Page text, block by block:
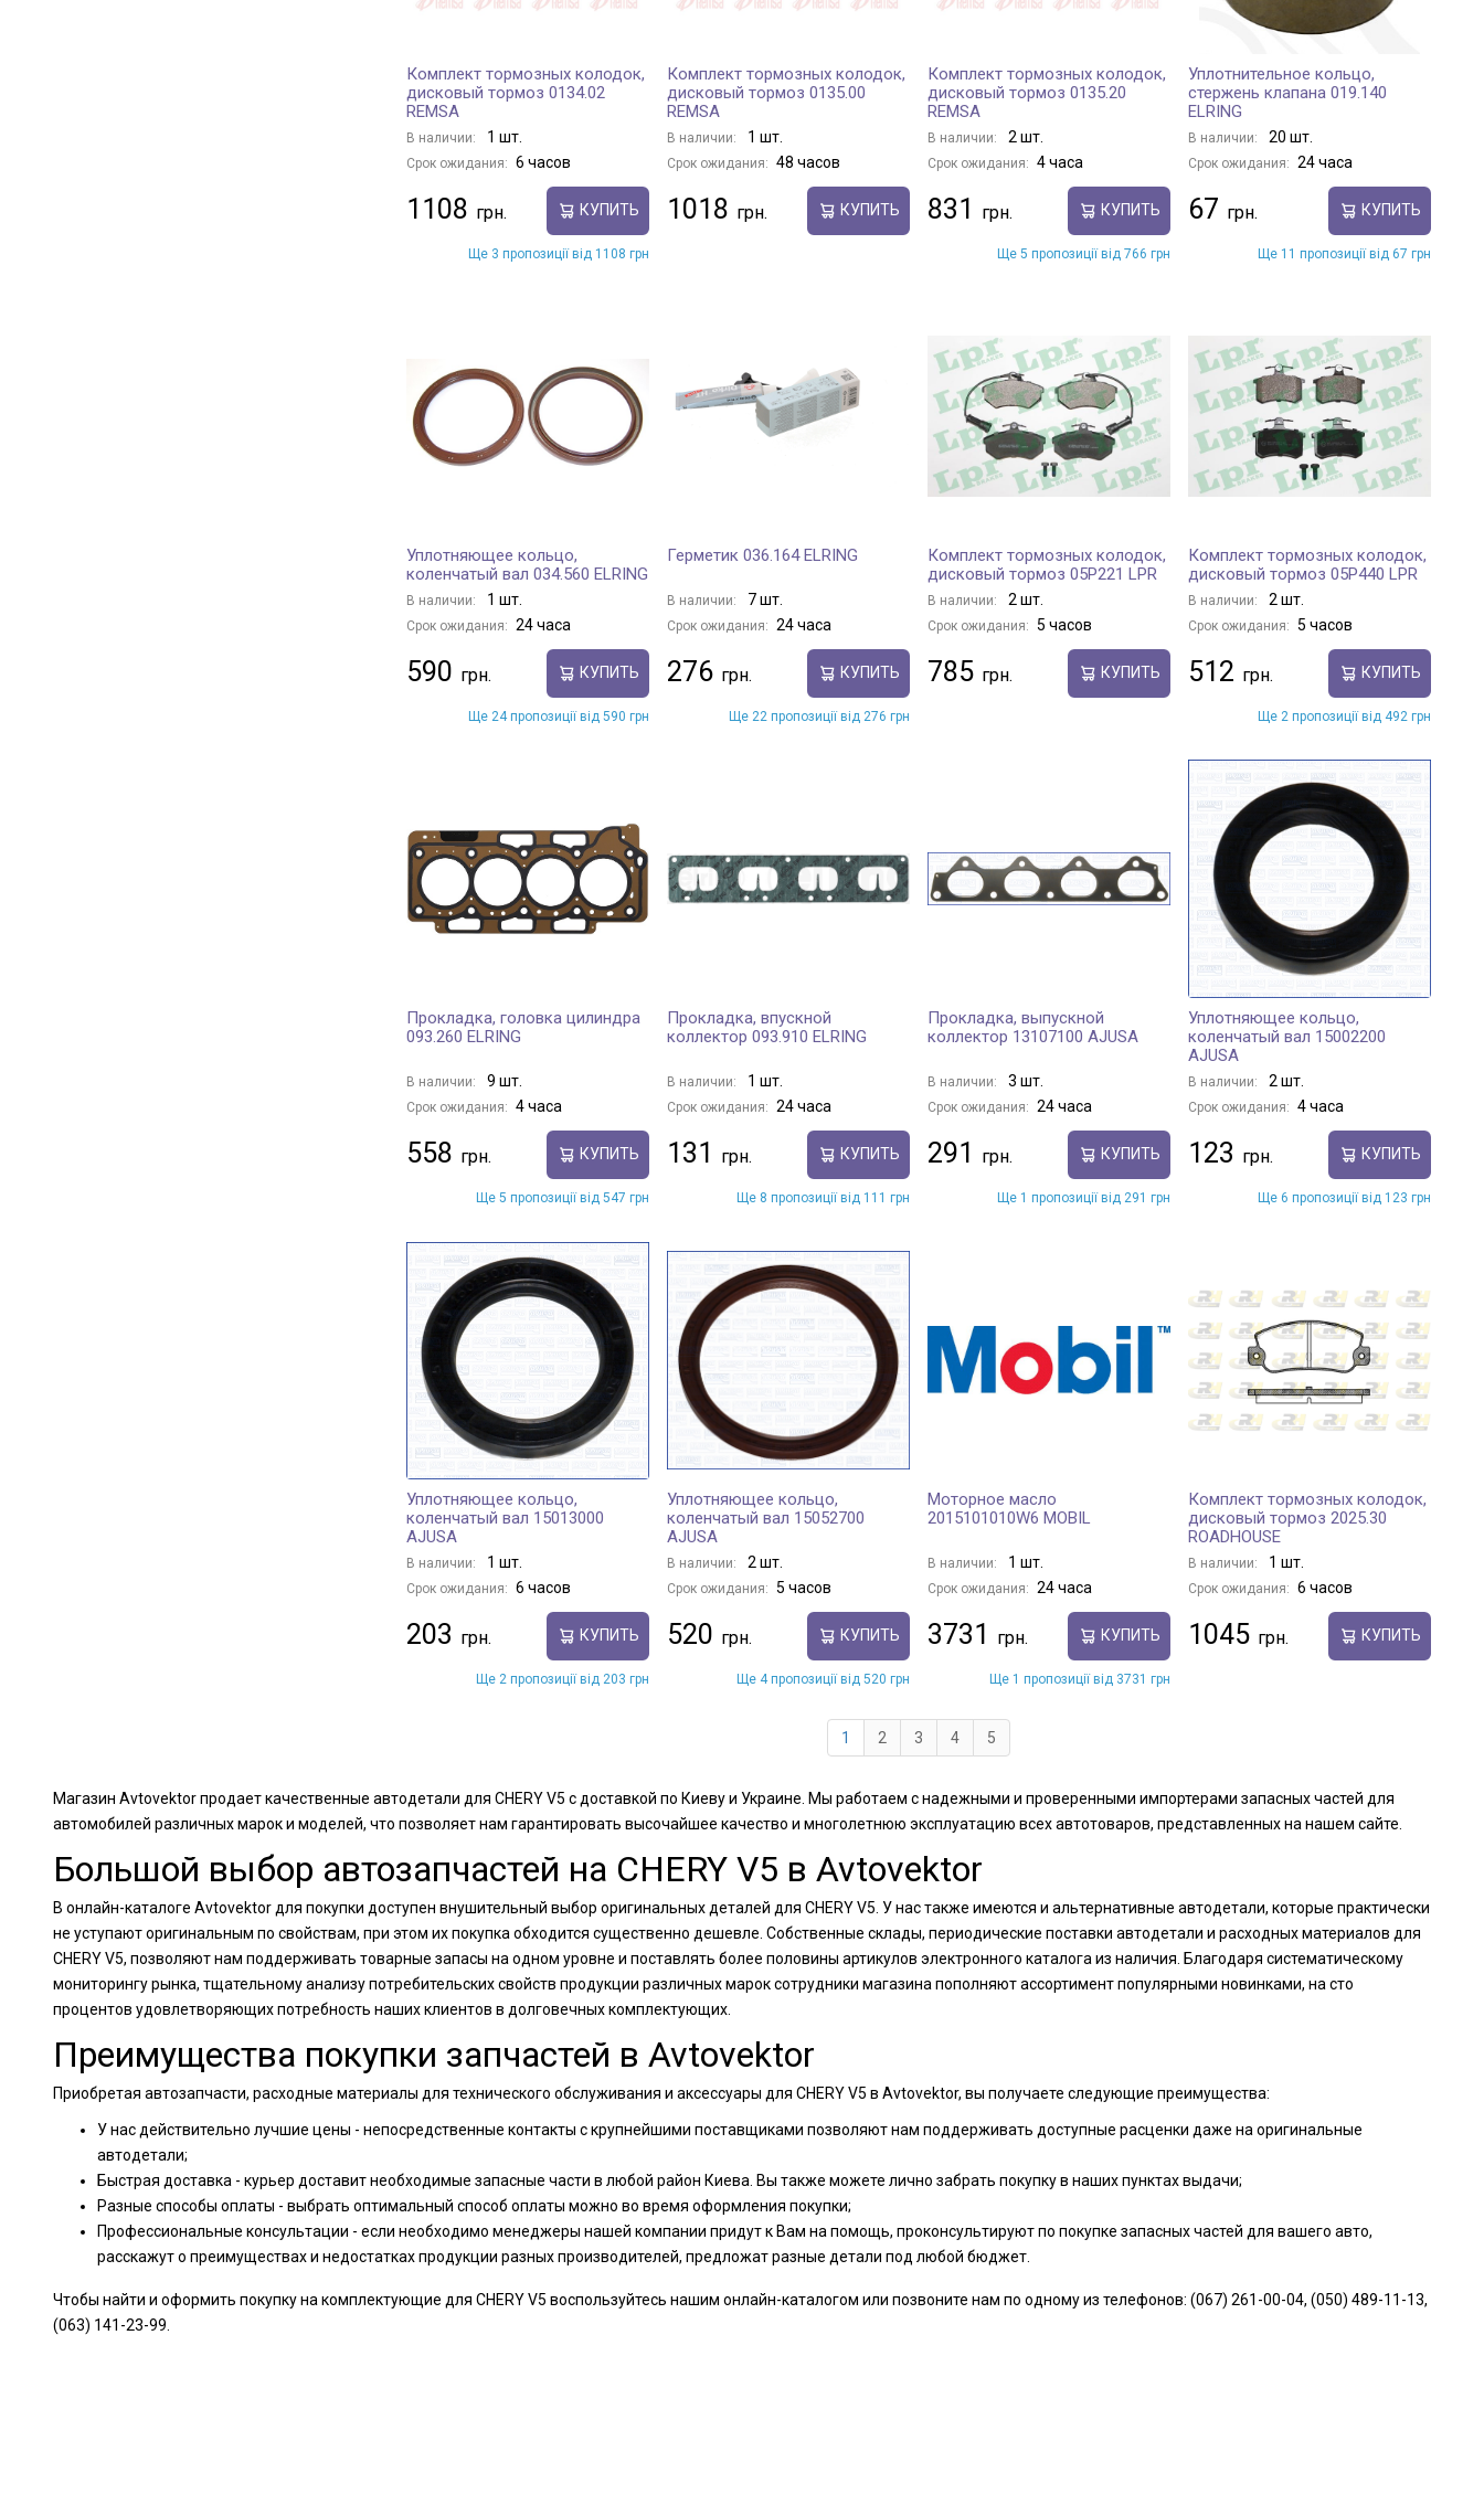
Комплект тормозных колодок,
дисковый тормоз 0134.02
REMSA
В наличии: 1 шт.
Срок ожидания: 6 часов
1108 КУПИТЬ
Ще 3 пропозиції від 1108 грн
Комплект тормозных колодок,
дисковый тормоз 0135.00
REMSA
В наличии: 1 шт.
Срок ожидания: 48 часов
1018 КУПИТЬ
Комплект тормозных колодок,
дисковый тормоз 0135.20
REMSA
В наличии: 2 шт.
Срок ожидания: 4 часа
831 КУПИТЬ
Ще 5 пропозиції від 766 грн
Уплотнительное кольцо,
стержень клапана 019.140
ELRING
В наличии: 20 шт.
Срок ожидания: 24 часа
67 КУПИТЬ
Ще 11 пропозиції від 67 грн
Уплотняющее кольцо,
коленчатый вал 034.560 ELRING
В наличии: 1 шт.
Срок ожидания: 24 часа
590 КУПИТЬ
Ще 24 пропозиції від 590 грн
Герметик 036.164 ELRING
В наличии: 7 шт.
Срок ожидания: 24 часа
276 КУПИТЬ
Ще 22 пропозиції від 276 грн
Комплект тормозных колодок,
дисковый тормоз 05P221 LPR
В наличии: 2 шт.
Срок ожидания: 5 часов
785 КУПИТЬ
Комплект тормозных колодок,
дисковый тормоз 05P440 LPR
В наличии: 2 шт.
Срок ожидания: 5 часов
512 КУПИТЬ
Ще 2 пропозиції від 492 грн
Прокладка, головка цилиндра
093.260 ELRING
В наличии: 9 шт.
Срок ожидания: 4 часа
558 КУПИТЬ
Ще 5 пропозиції від 547 грн
Прокладка, впускной
коллектор 093.910 ELRING
В наличии: 1 шт.
Срок ожидания: 24 часа
131 КУПИТЬ
Ще 8 пропозиції від 111 грн
Прокладка, выпускной
коллектор 13107100 AJUSA
В наличии: 3 шт.
Срок ожидания: 24 часа
291 КУПИТЬ
Ще 1 пропозиції від 291 грн
Уплотняющее кольцо,
коленчатый вал 15002200
AJUSA
В наличии: 2 шт.
Срок ожидания: 4 часа
123 КУПИТЬ
Ще 6 пропозиції від 123 грн
Уплотняющее кольцо,
коленчатый вал 15013000
AJUSA
В наличии: 1 шт.
Срок ожидания: 6 часов
203 КУПИТЬ
Ще 2 пропозиції від 203 грн
Уплотняющее кольцо,
коленчатый вал 15052700
AJUSA
В наличии: 2 шт.
Срок ожидания: 5 часов
520 КУПИТЬ
Ще 4 пропозиції від 520 грн
Моторное масло
2015101010W6 MOBIL
В наличии: 1 шт.
Срок ожидания: 24 часа
3731 КУПИТЬ
Ще 1 пропозиції від 3731 грн
Комплект тормозных колодок,
дисковый тормоз 2025.30
ROADHOUSE
В наличии: 1 шт.
Срок ожидания: 6 часов
1045 КУПИТЬ
1 2 3 4 5
Магазин Avtovektor продает качественные автодетали для CHERY V5 с доставкой по Киеву и Украине. Мы работаем с надежными и проверенными импортерами запасных частей для
автомобилей различных марок и моделей, что позволяет нам гарантировать высочайшее качество и многолетнюю эксплуатацию всех автотоваров, представленных на нашем сайте.
Большой выбор автозапчастей на CHERY V5 в Avtovektor
В онлайн-каталоге Avtovektor для покупки доступен внушительный выбор оригинальных деталей для CHERY V5. У нас также имеются и альтернативные автодетали, которые практически
не уступают оригинальным по свойствам, при этом их покупка обходится существенно дешевле. Собственные склады, периодические поставки автодетали и расходных материалов для
CHERY V5, позволяют нам поддерживать товарные запасы на одном уровне и поставлять более половины артикулов электронного каталога из наличия. Благодаря систематическому
мониторингу рынка, тщательному анализу потребительских свойств продукции различных марок сотрудники магазина пополняют ассортимент популярными новинками, на сто
процентов удовлетворяющих потребность наших клиентов в долговечных комплектующих.
Преимущества покупки запчастей в Avtovektor
Приобретая автозапчасти, расходные материалы для технического обслуживания и аксессуары для CHERY V5 в Avtovektor, вы получаете следующие преимущества:
У нас действительно лучшие цены - непосредственные контакты с крупнейшими поставщиками позволяют нам поддерживать доступные расценки даже на оригинальные
автодетали;
Быстрая доставка - курьер доставит необходимые запасные части в любой район Киева. Вы также можете лично забрать покупку в наших пунктах выдачи;
Разные способы оплаты - выбрать оптимальный способ оплаты можно во время оформления покупки;
Профессиональные консультации - если необходимо менеджеры нашей компании придут к Вам на помощь, проконсультируют по покупке запасных частей для вашего авто,
расскажут о преимуществах и недостатках продукции разных производителей, предложат разные детали под любой бюджет.
Чтобы найти и оформить покупку на комплектующие для CHERY V5 воспользуйтесь нашим онлайн-каталогом или позвоните нам по одному из телефонов: (067) 261-00-04, (050) 489-11-13,
(063) 141-23-99.